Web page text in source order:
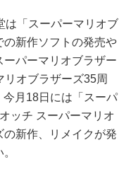
「スーパーマリオブ
新作ソフトの発売や
パーマリオブラザー
オブラザーズ35周
月18日には「スーパ
ッチ スーパーマリオ
新作、リメイクが発